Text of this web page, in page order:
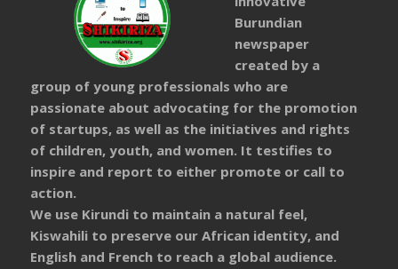
Burundian
newspaper
created by a
group of young professionals who are
passionate about advocating for the promotion
of startups, as well as the initiatives and rights
of children, youth, and women. It testifies to
inspire and report to either promote or call to
action.
We use Kirundi to maintain a natural feel,
Kiswahili to preserve our African identity, and
English and French to reach a global audience.